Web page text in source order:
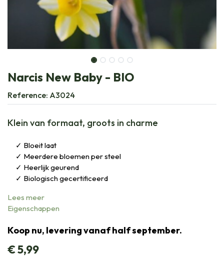
Narcis New Baby - BIO
Reference: A3024
Klein van formaat, groots in charme
Bloeit laat
Meerdere bloemen per steel
Heerlijk geurend
Biologisch gecertificeerd
Lees meer
Eigenschappen
Koop nu, levering vanaf half september.
€5,99